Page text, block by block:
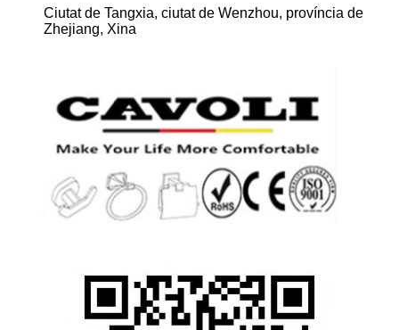
Ciutat de Tangxia, ciutat de Wenzhou, província de
Zhejiang, Xina